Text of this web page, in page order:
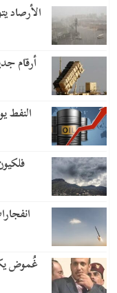
الأرصاد
أرقام
النفط
فلكيون
غُموض